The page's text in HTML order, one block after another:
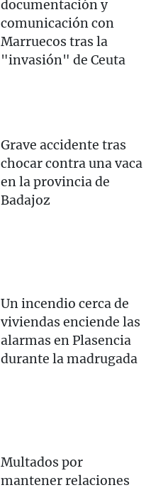
documentación y
comunicación con
Marruecos tras la
"invasión" de Ceuta
Grave accidente tras
chocar contra una vaca
en la provincia de
Badajoz
Un incendio cerca de
viviendas enciende las
alarmas en Plasencia
durante la madrugada
Multados por
mantener relaciones